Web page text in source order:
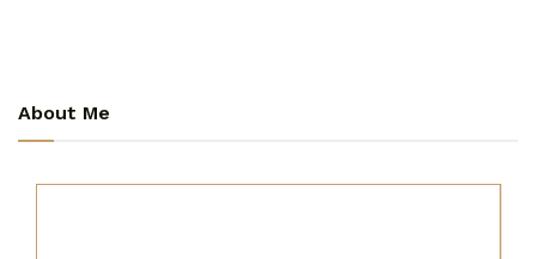
About Me